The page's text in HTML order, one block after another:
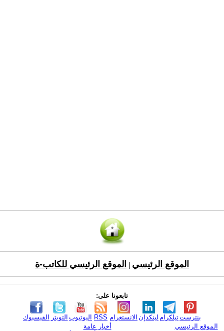
الموقع الرئيسي الموقع الرئيسي للكاتب-ة
تابعونا على:
الفيسبوك التويتر اليوتيوب RSS الانستغرام لينكدإن تيلكرامبنترست
الموقع الرئيسي
أخبار عامة